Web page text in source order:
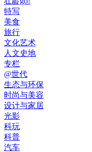
特写
美食
旅行
文化艺术
人文史地
专栏
@世代
生态与环保
时尚与美容
设计与家居
光影
科玩
科普
汽车